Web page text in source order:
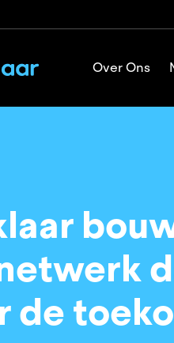
Over Ons
de